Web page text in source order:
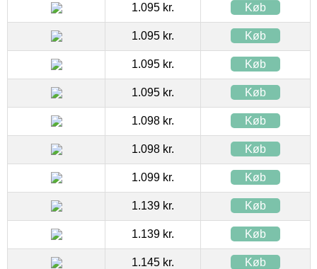
1.095 kr. Køb
1.095 kr. Køb
1.095 kr. Køb
1.095 kr. Køb
1.098 kr. Køb
1.098 kr. Køb
1.099 kr. Køb
1.139 kr. Køb
1.139 kr. Køb
1.145 kr. Køb